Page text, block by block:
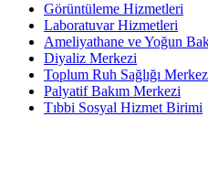
Görüntüleme Hizmetleri
Laboratuvar Hizmetleri
Ameliyathane ve Yoğun
Diyaliz Merkezi
Toplum Ruh Sağlığı
Palyatif Bakım Merkezi
Tıbbi Sosyal Hizmet Birimi